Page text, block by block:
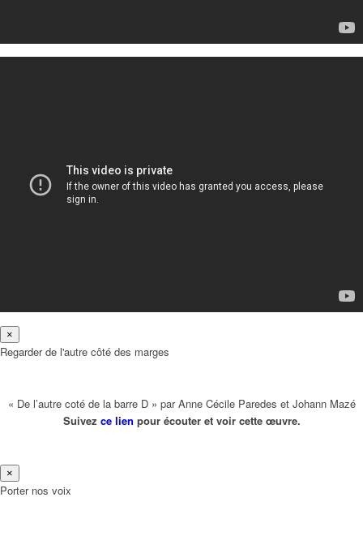
×
Regarder de l'autre côté des marges
« De l’autre coté de la barre D » par Anne Cécile Paredes et Johann Mazé
Suivez ce lien pour écouter et voir cette œuvre.
×
Porter nos voix